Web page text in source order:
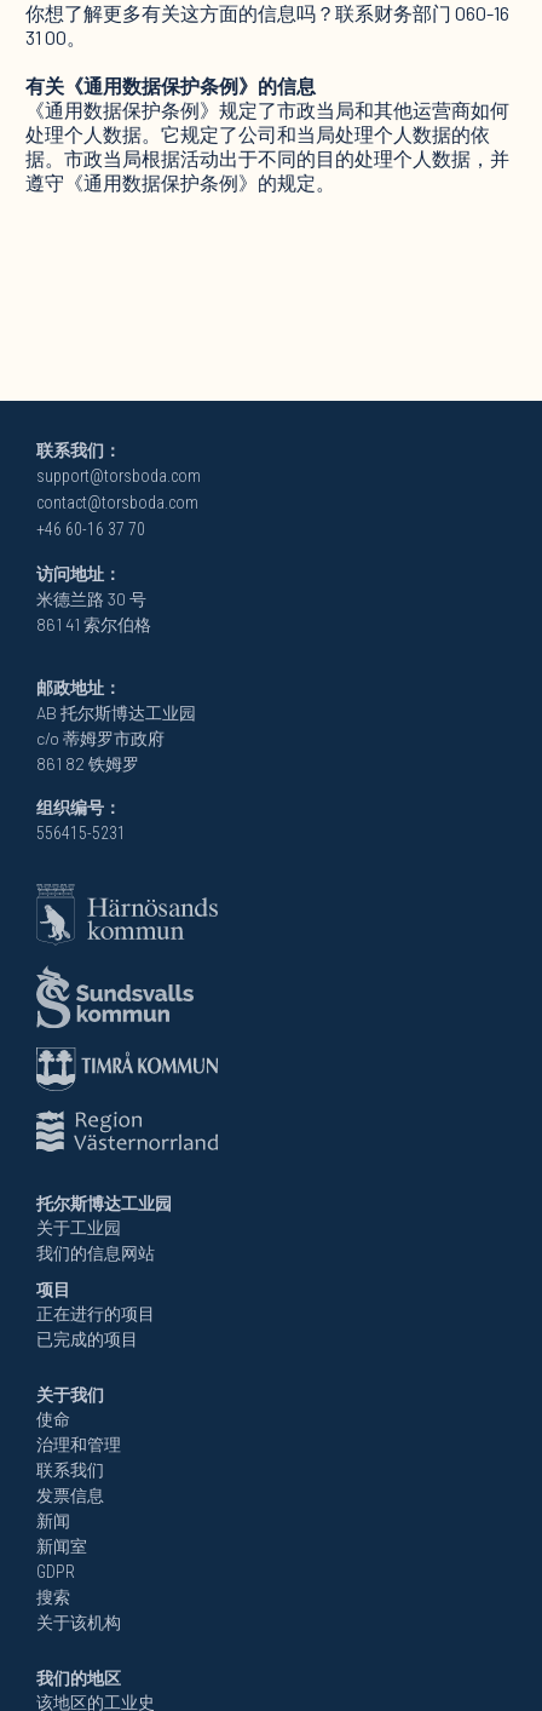
你想了解更多有关这方面的信息吗？联系财务部门 060-16
31 00。
有关《通用数据保护条例》的信息
《通用数据保护条例》规定了市政当局和其他运营商如何
处理个人数据。它规定了公司和当局处理个人数据的依
据。市政当局根据活动出于不同的目的处理个人数据，并
遵守《通用数据保护条例》的规定。
联系我们：
support@torsboda.com
contact@torsboda.com
+46 60-16 37 70
访问地址：
米德兰路 30 号
861 41 索尔伯格
邮政地址：
AB 托尔斯博达工业园
c/o 蒂姆罗市政府
861 82 铁姆罗
组织编号：
556415-5231
托尔斯博达工业园
关于工业园
我们的信息网站
项目
正在进行的项目
已完成的项目
关于我们
使命
治理和管理
联系我们
发票信息
新闻
新闻室
GDPR
搜索
关于该机构
我们的地区
该地区的工业史